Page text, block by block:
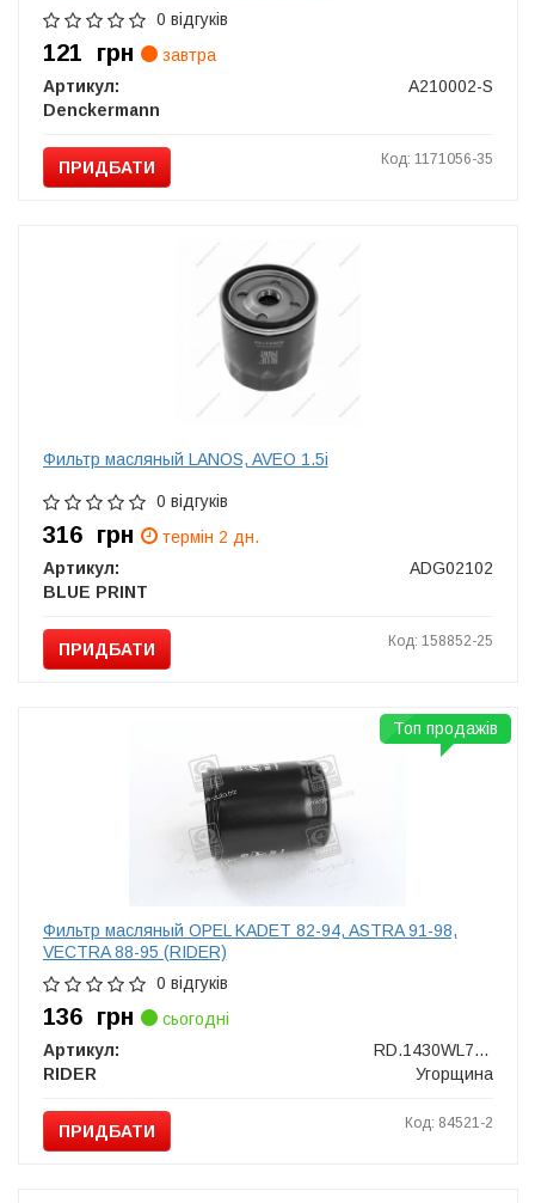
0 відгуків
121 грн
завтра
Артикул:
A210002-S
Denckermann
ПРИДБАТИ Код: 1171056-35
Фильтр масляный LANOS, AVEO 1.5i
0 відгуків
316 грн
термін 2 дн.
Артикул:
ADG02102
BLUE PRINT
ПРИДБАТИ Код: 158852-25
Фильтр масляный OPEL KADET 82-94, ASTRA 91-98,
VECTRA 88-95 (RIDER)
0 відгуків
136 грн
сьогодні
Артикул:
RD.1430WL7087
RIDER
Угорщина
ПРИДБАТИ Код: 84521-2
Топ продажів